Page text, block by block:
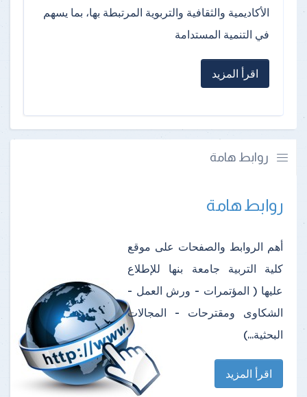
الأكاديمية والثقافية والتربوية المرتبطة بها، بما يسهم
في التنمية المستدامة
اقرأ المزيد
روابط هامة
روابط هامة
أهم الروابط والصفحات على موقع
كلية التربية جامعة بنها للإطلاع
عليها ( المؤتمرات - ورش العمل -
الشكاوى ومقترحات - المجالات
البحثية...)
اقرأ المزيد